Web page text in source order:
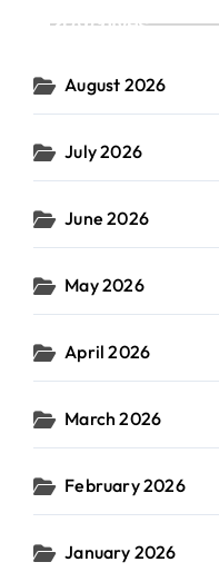
Archives
August 2026
July 2026
June 2026
May 2026
April 2026
March 2026
February 2026
January 2026